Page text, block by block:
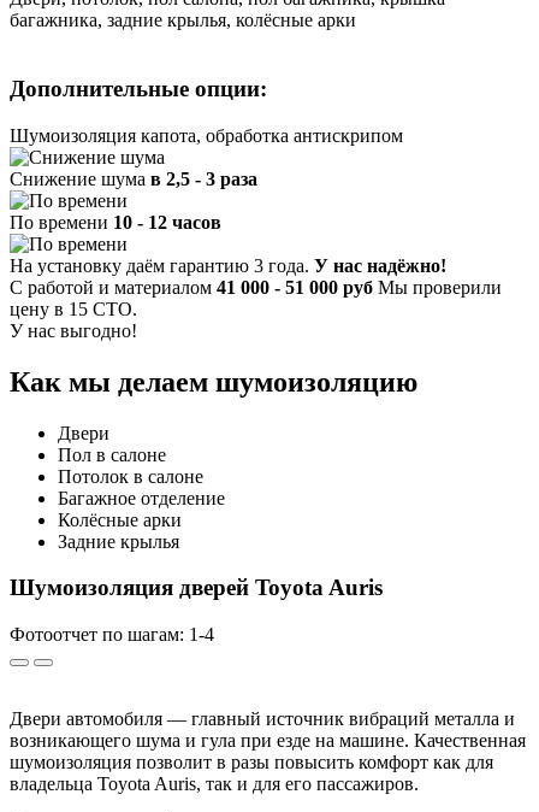
багажника, задние крылья, колёсные арки
Дополнительные опции:
Шумоизоляция капота, обработка антискрипом
Снижение шума в 2,5 - 3 раза
По времени 10 - 12 часов
На установку даём гарантию 3 года. У нас надёжно!
С работой и материалом 41 000 - 51 000 руб Мы проверили
цену в 15 СТО.
У нас выгодно!
Как мы делаем шумоизоляцию
Двери
Пол в салоне
Потолок в салоне
Багажное отделение
Колёсные арки
Задние крылья
Шумоизоляция дверей Toyota Auris
Фотоотчет по шагам: 1-4
Двери автомобиля — главный источник вибраций металла и
возникающего шума и гула при езде на машине. Качественная
шумоизоляция позволит в разы повысить комфорт как для
владельца Toyota Auris, так и для его пассажиров.